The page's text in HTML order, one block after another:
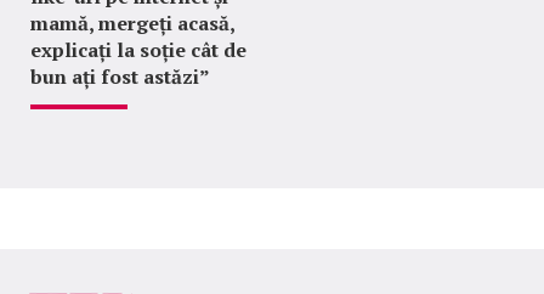
mamă, mergeți acasă,
explicați la soție cât de
bun ați fost astăzi”